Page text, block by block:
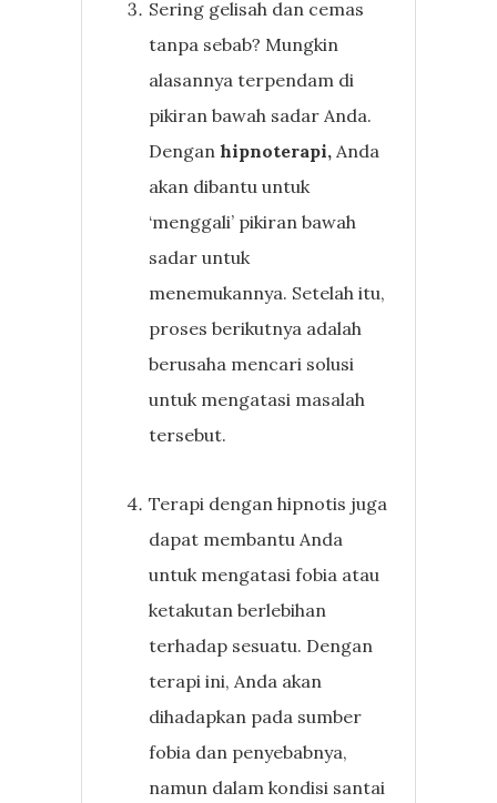
Sering gelisah dan cemas
tanpa sebab? Mungkin
alasannya terpendam di
pikiran bawah sadar Anda.
Denganhipnoterapi, Anda
akan dibantu untuk
‘menggali’ pikiran bawah
sadar untuk
menemukannya. Setelah itu,
proses berikutnya adalah
berusaha mencari solusi
untuk mengatasi masalah
tersebut.
Terapi dengan hipnotis juga
dapat membantu Anda
untuk mengatasi fobia atau
ketakutan berlebihan
terhadap sesuatu. Dengan
terapi ini, Anda akan
dihadapkan pada sumber
fobia dan penyebabnya,
namun dalam kondisi santai